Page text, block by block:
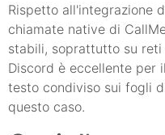
Rispetto all'integrazione
chiamate native di
stabili, soprattutto su
Discord è eccellente per
testo condiviso sui fogli
questo caso.